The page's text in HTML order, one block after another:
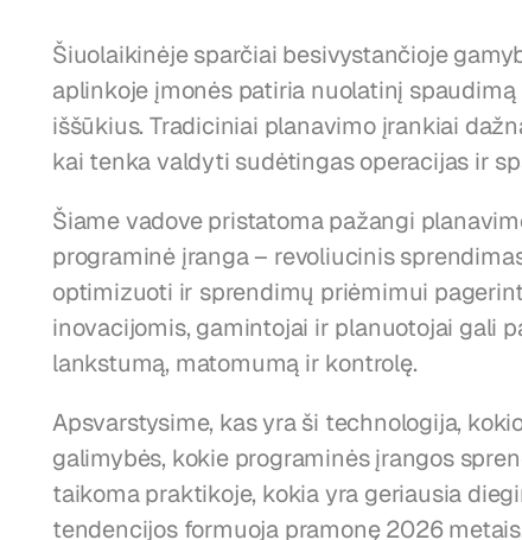
Šiuolaikinėje sparčiai besivystančioje
aplinkoje įmonės patiria nuolatinį
iššūkius. Tradiciniai planavimo įrankiai
kai tenka valdyti sudėtingas operacijas ir
Šiame vadove pristatoma pažangi
programinė įranga – revoliucinis
optimizuoti ir sprendimų priėmimui
inovacijomis, gamintojai ir planuotojai gali
lankstumą, matomumą ir kontrolę.
Apsvarstysime, kas yra ši technologija,
galimybės, kokie programinės įrangos
taikoma praktikoje, kokia yra geriausia
tendencijos formuoja pramonę 2026